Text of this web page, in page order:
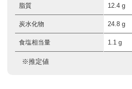
脂質 12.4 g
炭水化物 24.8 g
食塩相当量 1.1 g
※推定値